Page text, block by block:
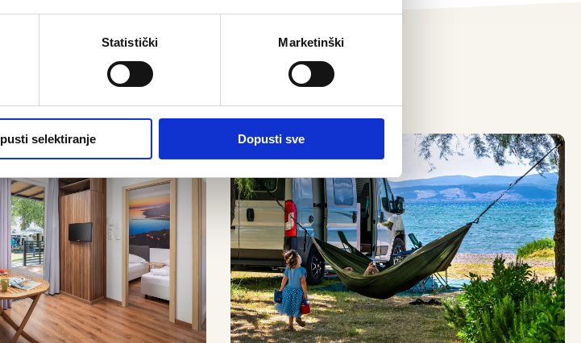
Statistički Marketinški
selektiranje Dopusti sve
ili mobilna kućica